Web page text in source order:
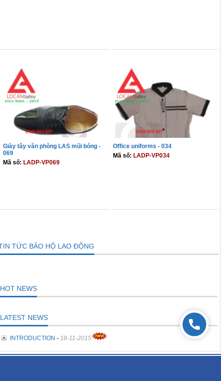
Giày tây văn phòng LAS mũi bóng -
069
Mã số: LADP-VP069
Office uniforms - 034
Mã số: LADP-VP034
TỨC BẢO HỘ LAO ĐỘNG
HOT NEWS
LATEST NEWS
INTRODUCTION - 18-11-2015